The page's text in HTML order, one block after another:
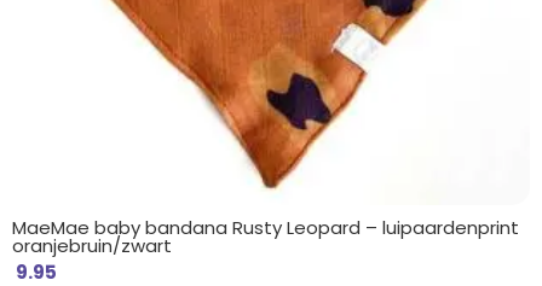
MaeMae baby bandana Rusty Leopard – luipaardenprint
oranjebruin/zwart
9.95